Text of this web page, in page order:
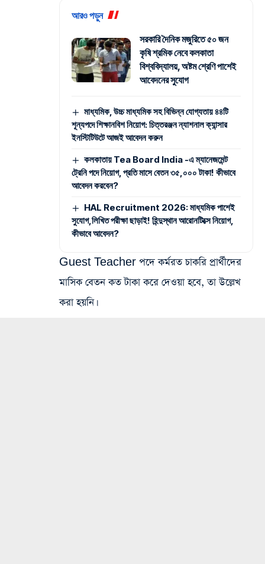
আরও পড়ুন
সরকারি দৈনিক মজুরিতে ৫০ জন
কৃষি শ্রমিক নেবে কলকাতা
বিশ্ববিদ্যালয়, অষ্টম শ্রেণি পাশেই
আবেদনের সুযোগ
মাধ্যমিক, উচ্চ মাধ্যমিক সহ বিভিন্ন যোগ্যতায় ৪৪টি
শূন্যপদে শিক্ষানবিশ নিয়োগ: চিত্তরঞ্জন ন্যাশনাল ক্যান্সার
ইনস্টিটিউটে আজই আবেদন করুন
কলকাতায় Tea Board India -এ ম্যানেজমেন্ট
ট্রেনি পদে নিয়োগ, প্রতি মাসে বেতন ৩৫,০০০ টাকা! কীভাবে
আবেদন করবেন?
HAL Recruitment 2026: মাধ্যমিক পাশেই
সুযোগ,লিখিত পরীক্ষা ছাড়াই! হিন্দুস্থান আরোনটিক্সে নিয়োগ,
কীভাবে আবেদন?
Guest Teacher পদে কর্মরত চাকরি প্রার্থীদের
মাসিক বেতন কত টাকা করে দেওয়া হবে, তা উল্লেখ
করা হয়নি।